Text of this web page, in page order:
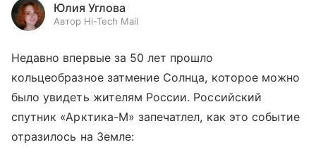
Юлия Углова
Автор Hi-Tech Mail
Недавно впервые за 50 лет прошло
кольцеобразное затмение Солнца, которое можно
было увидеть жителям России. Российский
спутник «Арктика-М» запечатлел, как это событие
отразилось на Земле: